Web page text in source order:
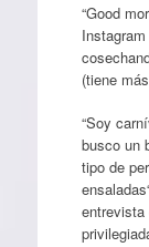
“Good
(tiene
“Soy
busco un
tipo de
entrevista